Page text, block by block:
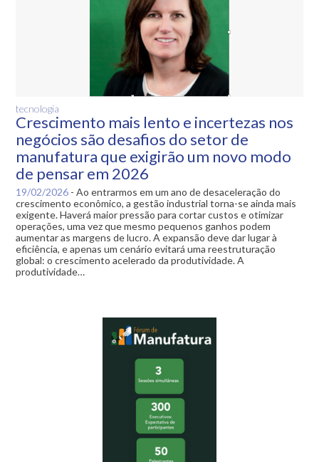
tecnologia
Crescimento mais lento e incertezas nos
negócios são desafios do setor de
manufatura que exigirão um novo modo
de pensar em 2026
19/02/2026 -Ao entrarmos em um ano de desaceleração do
crescimento econômico, a gestão industrial torna-se ainda mais
exigente. Haverá maior pressão para cortar custos e otimizar
operações, uma vez que mesmo pequenos ganhos podem
aumentar as margens de lucro. A expansão deve dar lugar à
eficiência, e apenas um cenário evitará uma reestruturação
global: o crescimento acelerado da produtividade. A
produtividade…